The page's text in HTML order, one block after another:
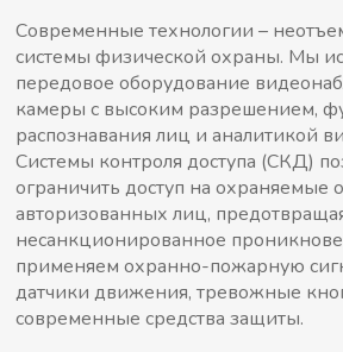
Современные технологии –
системы физической охраны. Мы
передовое оборудование
камеры с высоким разрешением,
распознавания лиц и аналитикой
Системы контроля доступа (СКД)
ограничить доступ на охраняемые
авторизованных лиц,
несанкционированное
применяем охранно-пожарную
датчики движения, тревожные
современные средства защиты.